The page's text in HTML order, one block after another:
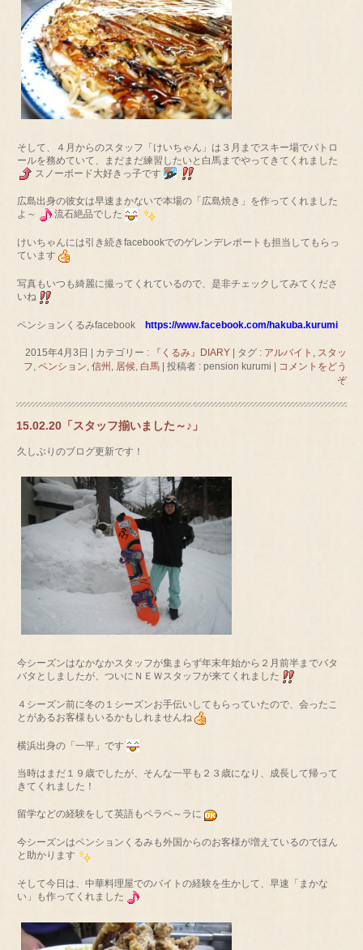
そして、４月からのスタッフ「けいちゃん」は３月までスキー場でパトロ
ールを務めていて、まだまだ練習したいと白馬までやってきてくれました
スノーボード大好きっ子です
広島出身の彼女は早速まかないで本場の「広島焼き」を作ってくれました
よ～
流石絶品でした
けいちゃんには引き続きfacebookでのゲレンデレポートも担当してもらっ
ています
写真もいつも綺麗に撮ってくれているので、是非チェックしてみてくださ
いね
ペンションくるみfacebook https://www.facebook.com/hakuba.kurumi
2015年4月3日 カテゴリー : 『くるみ』DIARY タグ : アルバイト , スタッ
フ, ペンション, 信州 , 居候, 白馬 投稿者 : pension kurumi
コメントをどう
ぞ
15.02.20「スタッフ揃いました～♪」
久しぶりのブログ更新です！
今シーズンはなかなかスタッフが集まらず年末年始から２月前半までバタ
バタとしましたが、ついにＮＥＷスタッフが来てくれました
４シーズン前に冬の１シーズンお手伝いしてもらっていたので、会ったこ
とがあるお客様もいるかもしれませんね
横浜出身の「一平」です
当時はまだ１９歳でしたが、そんな一平も２３歳になり、成長して帰って
きてくれました！
留学などの経験をして英語もペラペ～ラに
今シーズンはペンションくるみも外国からのお客様が増えているのでほん
と助かります
そして今日は、中華料理屋でのバイトの経験を生かして、早速「まかな
い」も作ってくれました